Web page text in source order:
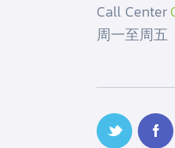
Call Center
周一至周